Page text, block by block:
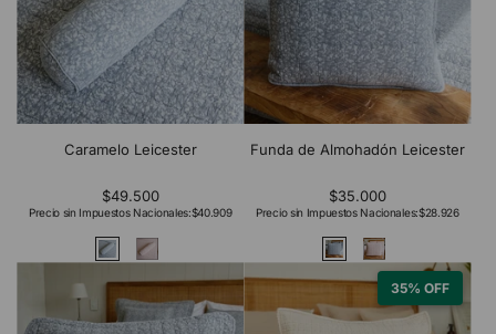
Caramelo Leicester
$49.500
Precio sin Impuestos Nacionales:$40.909
Funda de Almohadón Leicester
$35.000
Precio sin Impuestos Nacionales:$28.926
35% OFF